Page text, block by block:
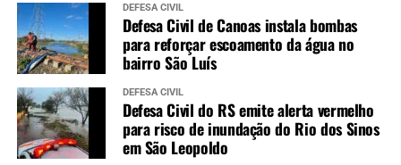
DEFESA CIVIL
Defesa Civil de Canoas instala bombas
para reforçar escoamento da água no
bairro São Luís
DEFESA CIVIL
Defesa Civil do RS emite alerta vermelho
para risco de inundação do Rio dos Sinos
em São Leopoldo